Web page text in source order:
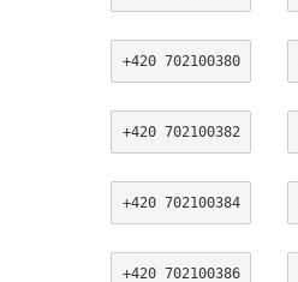
+420 702100380
+420 702100382
+420 702100384
+420 702100386